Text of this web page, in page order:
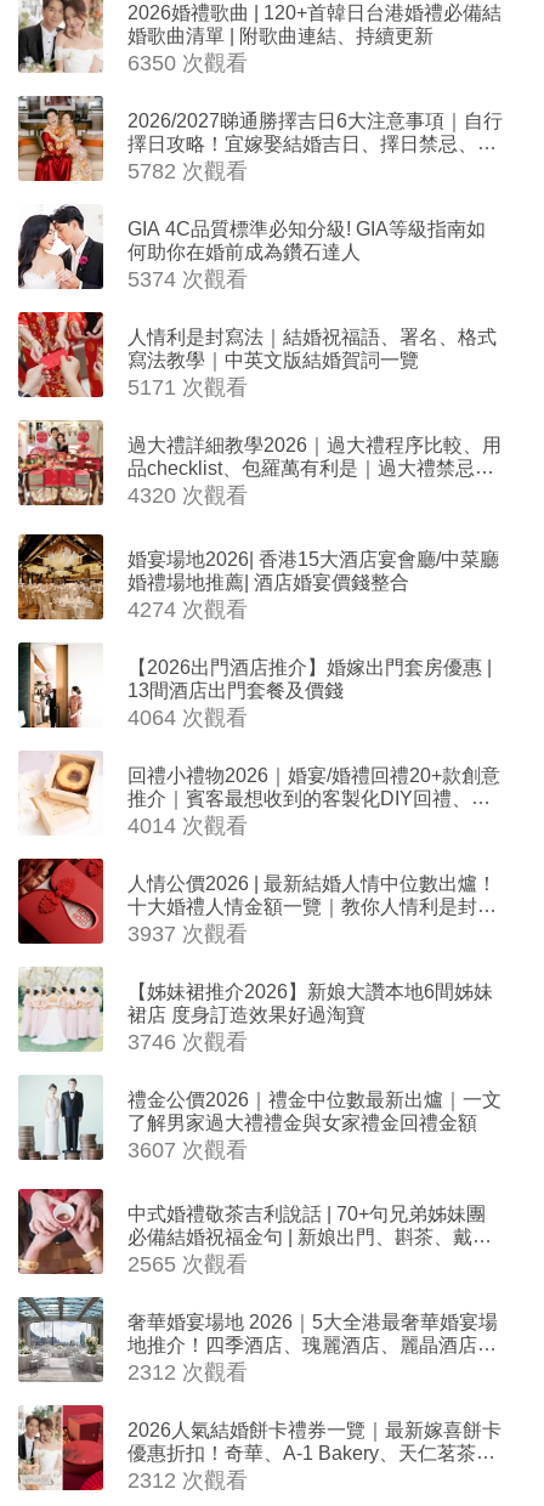
2026婚禮歌曲 | 120+首韓日台港婚禮必備結
婚歌曲清單 | 附歌曲連結、持續更新
6350 次觀看
2026/2027睇通勝擇吉日6大注意事項｜自行
擇日攻略！宜嫁娶結婚吉日、擇日禁忌、相
沖生肖一覽
5782 次觀看
GIA 4C品質標準必知分級! GIA等級指南如
何助你在婚前成為鑽石達人
5374 次觀看
人情利是封寫法｜結婚祝福語、署名、格式
寫法教學｜中英文版結婚賀詞一覽
5171 次觀看
過大禮詳細教學2026｜過大禮程序比較、用
品checklist、包羅萬有利是｜過大禮禁忌及
吉祥說話
4320 次觀看
婚宴場地2026| 香港15大酒店宴會廳/中菜廳
婚禮場地推薦| 酒店婚宴價錢整合
4274 次觀看
【2026出門酒店推介】婚嫁出門套房優惠 |
13間酒店出門套餐及價錢
4064 次觀看
回禮小禮物2026｜婚宴/婚禮回禮20+款創意
推介｜賓客最想收到的客製化DIY回禮、姊
妹禮物（持續更新）
4014 次觀看
人情公價2026 | 最新結婚人情中位數出爐！
十大婚禮人情金額一覽｜教你人情利是封寫
法
3937 次觀看
【姊妹裙推介2026】新娘大讚本地6間姊妹
裙店 度身訂造效果好過淘寶
3746 次觀看
禮金公價2026｜禮金中位數最新出爐｜一文
了解男家過大禮禮金與女家禮金回禮金額
3607 次觀看
中式婚禮敬茶吉利說話 | 70+句兄弟姊妹團
必備結婚祝福金句 | 新娘出門、斟茶、戴金
器時金句
2565 次觀看
奢華婚宴場地 2026｜5大全港最奢華婚宴場
地推介！四季酒店、瑰麗酒店、麗晶酒店、
Cloud 39、合和酒店 打造夢幻氣派婚禮
2312 次觀看
2026人氣結婚餅卡禮券一覽｜最新嫁喜餅卡
優惠折扣！奇華、A-1 Bakery、天仁茗茶、
ROYCE'、Paul Lafayet、agnès b.
2312 次觀看